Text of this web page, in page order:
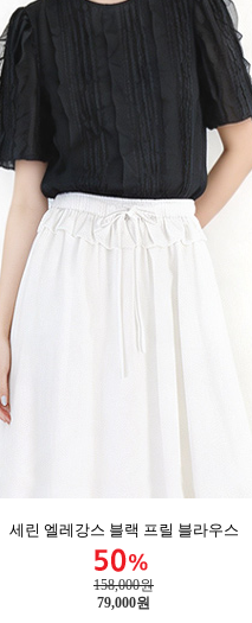
세린 엘레강스 블랙 프릴 블라우스
158,000원
79,000원